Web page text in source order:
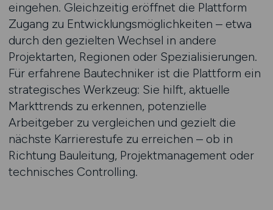
eingehen. Gleichzeitig eröffnet die Plattform
Zugang zu Entwicklungsmöglichkeiten – etwa
durch den gezielten Wechsel in andere
Projektarten, Regionen oder Spezialisierungen.
Für erfahrene Bautechniker ist die Plattform ein
strategisches Werkzeug: Sie hilft, aktuelle
Markttrends zu erkennen, potenzielle
Arbeitgeber zu vergleichen und gezielt die
nächste Karrierestufe zu erreichen – ob in
Richtung Bauleitung, Projektmanagement oder
technisches Controlling.